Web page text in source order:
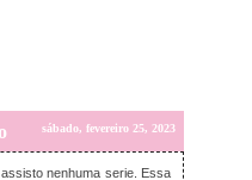
sábado, fevereiro 25, 2023
nenhuma serie. Essa